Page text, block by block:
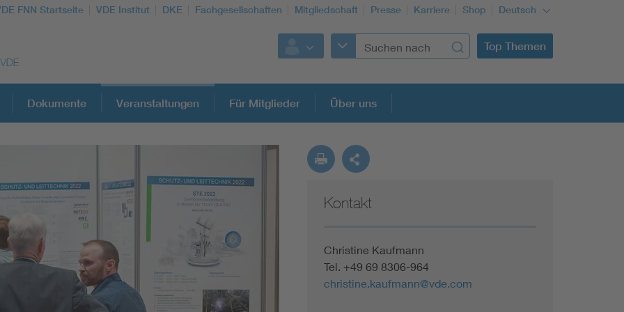
FNN Startseite VDE Institut DKE Fachgesellschaften Mitgliedschaft Presse Karriere Shop Deutsch
Top Themen
Vom Netz zum System
Digitalisierung und Metering
Versorgungsqualität Stromnetze
Dokumente Veranstaltungen Für Mitglieder Über uns
Kontakt
Christine Kaufmann
Tel. +49 69 8306-964
christine.kaufmann@vde.com